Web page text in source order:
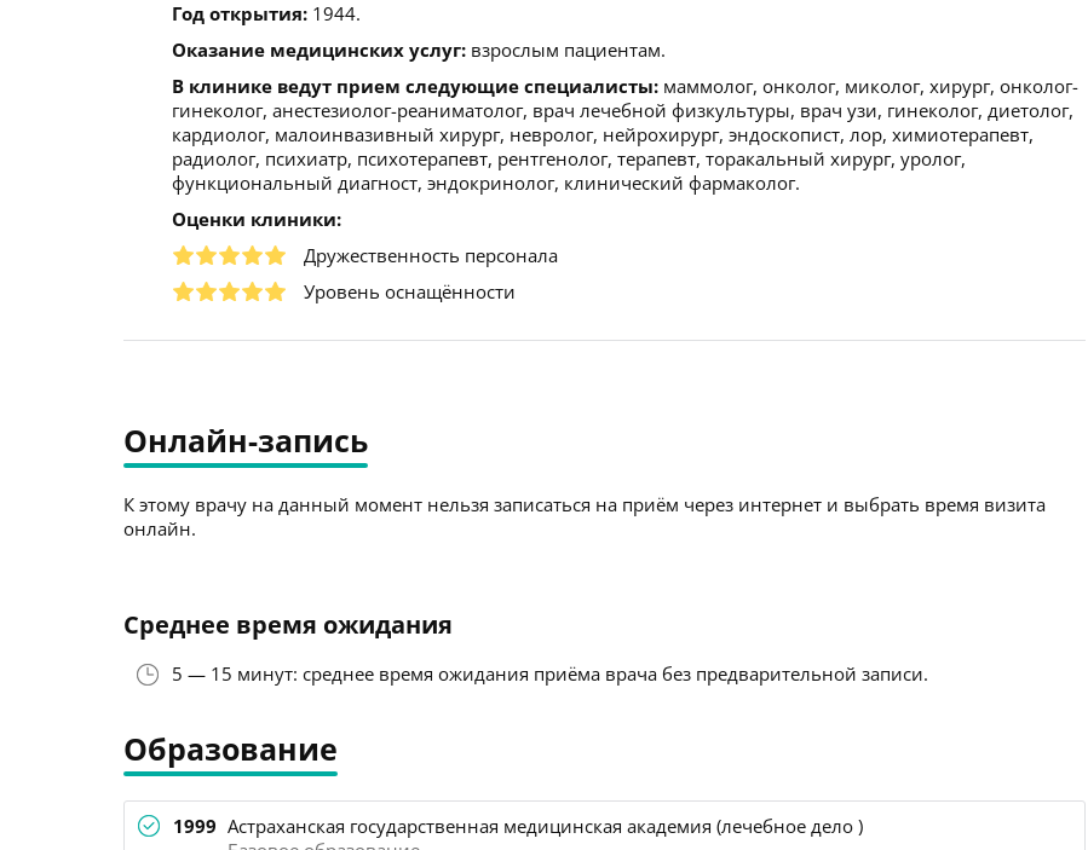
Год открытия: 1944.
Оказание медицинских услуг: взрослым пациентам.
В клинике ведут прием следующие специалисты: маммолог, онколог, миколог, хирург, онколог-
гинеколог, анестезиолог-реаниматолог, врач лечебной физкультуры, врач узи, гинеколог, диетолог,
кардиолог, малоинвазивный хирург, невролог, нейрохирург, эндоскопист, лор, химиотерапевт,
радиолог, психиатр, психотерапевт, рентгенолог, терапевт, торакальный хирург, уролог,
функциональный диагност, эндокринолог, клинический фармаколог.
Оценки клиники:
Дружественность персонала
Уровень оснащённости
Онлайн-запись
К этому врачу на данный момент нельзя записаться на приём через интернет и выбрать время визита
онлайн.
Среднее время ожидания
5 — 15 минут: среднее время ожидания приёма врача без предварительной записи.
Образование
1999 Астраханская государственная медицинская академия (лечебное дело )